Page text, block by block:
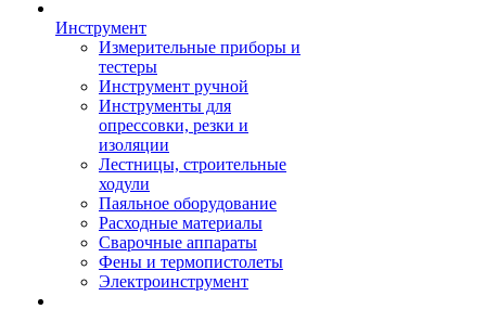
Инструмент
Измерительные приборы и
тестеры
Инструмент ручной
Инструменты для
опрессовки, резки и
изоляции
Лестницы, строительные
ходули
Паяльное оборудование
Расходные материалы
Сварочные аппараты
Фены и термопистолеты
Электроинструмент